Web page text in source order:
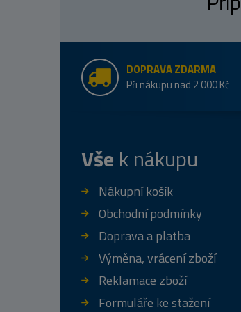
DOPRAVA ZDARMA
Při nákupu nad 2 000 Kč
Vše k nákupu
Nákupní košík
Obchodní podmínky
Doprava a platba
Výměna, vrácení zboží
Reklamace zboží
Formuláře ke stažení